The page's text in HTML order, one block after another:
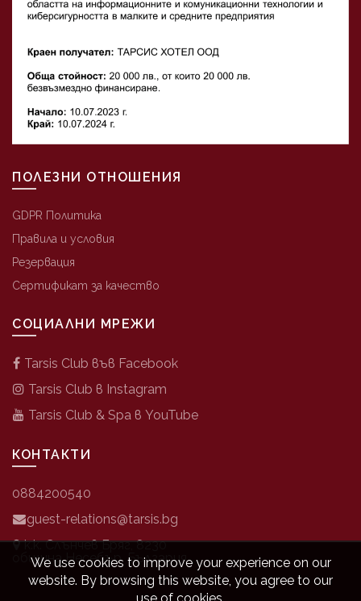
ПОЛЕЗНИ ОТНОШЕНИЯ
GDPR Политика
Правила и условия
Резервация
Сертификат за качество
СОЦИАЛНИ МРЕЖИ
Tarsis Club във Facebook
Tarsis Club в Instagram
Tarsis Club & Spa в YouTube
КОНТАКТИ
0884200540
guest-relations@tarsis.bg
к.к. Слънчев Бряг, 8230
община Несебър, България
We use cookies to improve your experience on our
website. By browsing this website, you agree to our